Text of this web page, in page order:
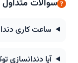
سوالات متداول
ساعت کاری
آیا دندانسازی